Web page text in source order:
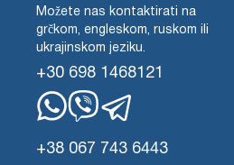
Možete nas kontaktirati na
grčkom, engleskom, ruskom ili
ukrajinskom jeziku.
+30 698 1468121
+38 067 743 6443